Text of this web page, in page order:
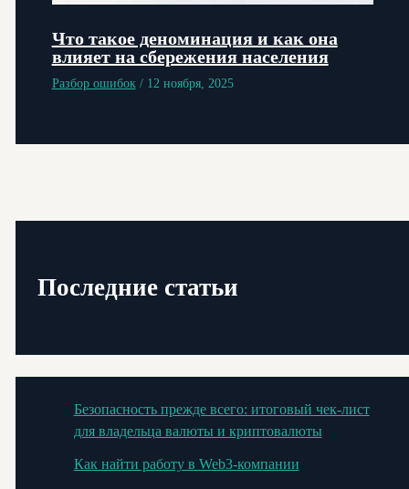
Последние статьи
Безопасность прежде всего: итоговый чек-лист
для владельца валюты и криптовалюты
Как найти работу в Web3-компании
Что такое деноминация и как она
влияет на сбережения населения
Разбор ошибок/ 12 ноября, 2025